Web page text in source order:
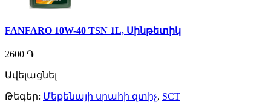
FANFARO 10W-40 TSN 1L, Սինթետիկ
2600 ֏
Ավելացնել
Թեգեր: Մեքենայի սրահի զտիչ, SCT